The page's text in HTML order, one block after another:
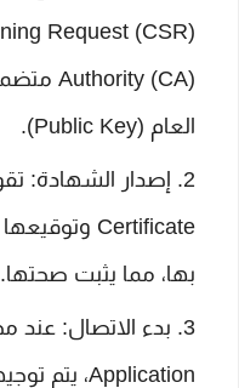
العام (Public Key).
بها، مما يثبت صحتها.